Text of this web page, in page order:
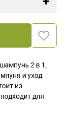
2 в 1,
и уход
из
для